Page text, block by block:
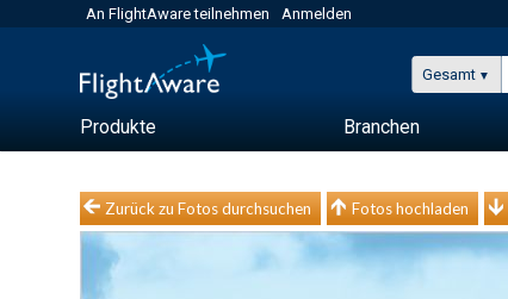
An FlightAware teilnehmen Anmelden
Gesamt
Produkte Branchen
Zurück zu Fotos durchsuchen Fotos hochladen